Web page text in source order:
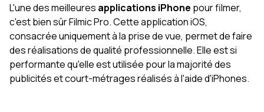
L'une des meilleures applications iPhone pour filmer,
c'est bien sûr Filmic Pro. Cette application iOS,
consacrée uniquement à la prise de vue, permet de faire
des réalisations de qualité professionnelle. Elle est si
performante qu'elle est utilisée pour la majorité des
publicités et court-métrages réalisés à l'aide d'iPhones.